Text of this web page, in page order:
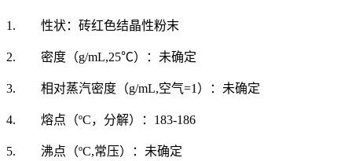
1. 性状：砖红色结晶性粉末
2. 密度（g/mL,25℃）：未确定
3. 相对蒸汽密度（g/mL,空气=1）：未确定
4. 熔点（ºC，分解）：183-186
5. 沸点（ºC,常压）：未确定